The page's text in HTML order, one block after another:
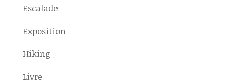
Escalade
Exposition
Hiking
Livre